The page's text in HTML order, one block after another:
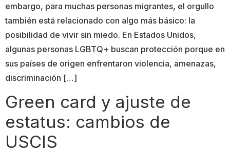
embargo, para muchas personas migrantes, el orgullo
también está relacionado con algo más básico: la
posibilidad de vivir sin miedo. En Estados Unidos,
algunas personas LGBTQ+ buscan protección porque en
sus países de origen enfrentaron violencia, amenazas,
discriminación […]
Green card y ajuste de
estatus: cambios de
USCIS